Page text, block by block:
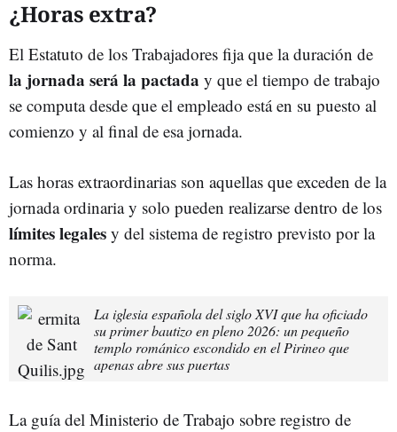
¿Horas extra?
El Estatuto de los Trabajadores fija que la duración de
la jornada será la pactada y que el tiempo de trabajo
se computa desde que el empleado está en su puesto al
comienzo y al final de esa jornada.
Las horas extraordinarias son aquellas que exceden de la
jornada ordinaria y solo pueden realizarse dentro de los
límites legales y del sistema de registro previsto por la
norma.
La iglesia española del siglo XVI que ha oficiado
su primer bautizo en pleno 2026: un pequeño
templo románico escondido en el Pirineo que
apenas abre sus puertas
La guía del Ministerio de Trabajo sobre registro de